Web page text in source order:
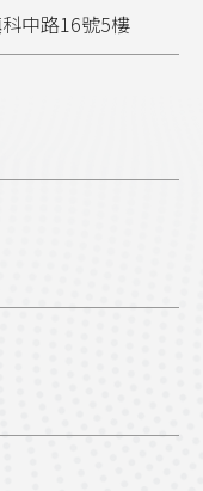
中路16號5樓